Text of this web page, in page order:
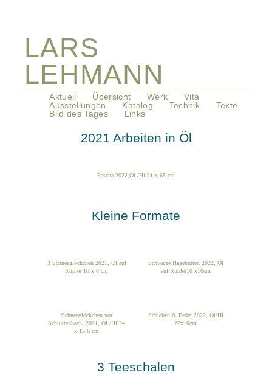
LARS
LEHMANN
Navigation
überspringen
Aktuell Übersicht Werk
Vita
Ausstellungen
Katalog Technik
Texte
Bild des Tages
Links
2021 Arbeiten in Öl
Pascha 2022,Öl /Hf 81 x 65 cm
Kleine Formate
3 Schneeglöckchen 2021, Öl auf
Kupfer 10 x 8 cm
Schwarze Hagebutten 2022, Öl
auf Kupfer10 x10cm
Schneeglöckchen vor
Schluttenbach, 2021, Öl /Hf 24
x 13,6 cm
Schlehen & Feder 2022, Öl/Hf
22x10cm
3 Teeschalen